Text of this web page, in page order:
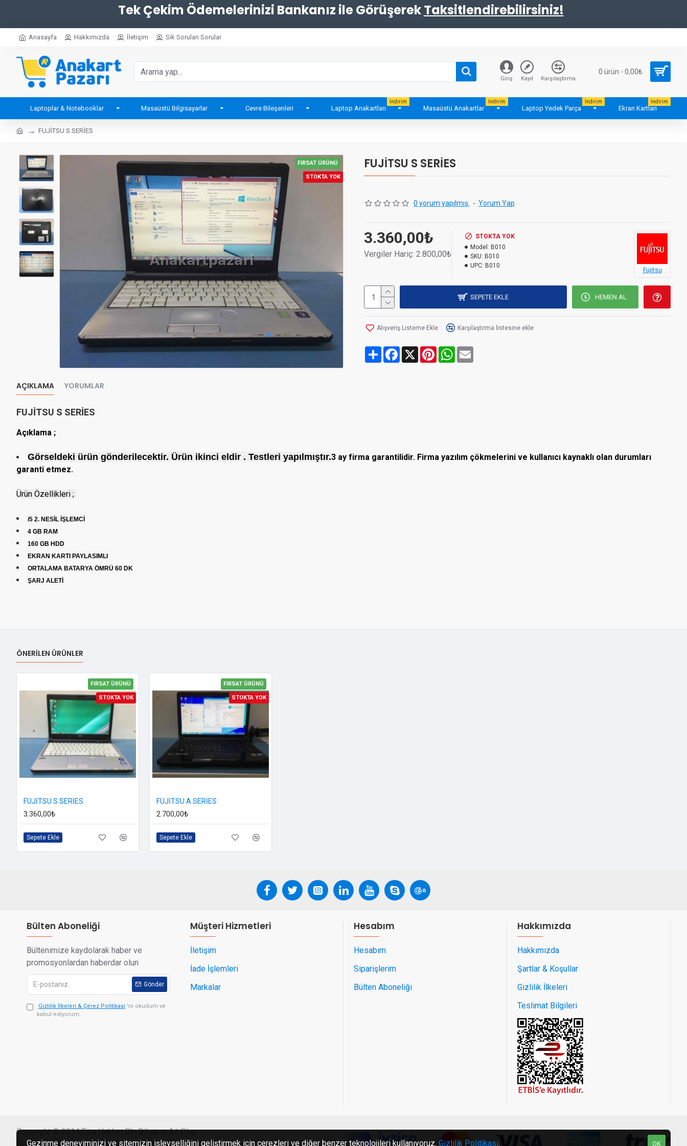
Tek Tıkla Ödeme Kolaylığı
Tek Çekim Ödemelerinizi Bankanız ile GörüşerekTaksitlendirebilirsiniz!
Anasayfa Hakkımızda İletişim Sık Sorulan Sorular
Giriş Kayıt Karşılaştırma
0 ürün - 0,00₺
Laptoplar & Notebooklar Masaüstü Bilgisayarlar Cevre Bileşenleri Laptop Anakartları
İndirim
Masaüstü Anakartlar
İndirim
Laptop Yedek Parça
İndirim
Ekran Kartları
İndirim
FUJİTSU S SERİES
FIRSAT ÜRÜNÜ
STOKTA YOK
FUJİTSU S SERİES
0 yorum yapılmış. - Yorum Yap
3.360,00₺
Vergiler Hariç: 2.800,00₺
STOKTA YOK
Model: B010
SKU: B010
UPC: B010
Fujitsu
SEPETE EKLE HEMEN AL
Alışveriş Listeme Ekle Karşılaştırma listesine ekle
Share Facebook
X PinterestWhatsApp
AÇIKLAMA YORUMLAR
FUJİTSU S SERİES
Açıklama ;
Görseldeki ürün gönderilecektir. Ürün ikinci eldir . Testleri yapılmıştır.3 ay firma garantilidir. Firma yazılım çökmelerini ve kullanıcı kaynaklı olan durumları
garanti etmez.
Ürün Özellikleri ;
i5 2. NESİL İŞLEMCİ
4 GB RAM
160 GB HDD
EKRAN KARTI PAYLASIMLI
ORTALAMA BATARYA ÖMRÜ 60 DK
ŞARJ ALETİ
ÖNERILEN ÜRÜNLER
FIRSAT ÜRÜNÜ
STOKTA YOK
FUJİTSU S SERİES
3.360,00₺
Sepete Ekle
FIRSAT ÜRÜNÜ
STOKTA YOK
FUJİTSU A SERİES
2.700,00₺
Sepete Ekle
Bülten Aboneliği
Bültenimize kaydolarak haber ve
promosyonlardan haberdar olun
Gönder
Gizlilik İlkeleri & Çerez Politikasi 'ni okudum ve
kabul ediyorum.
Müşteri Hizmetleri
İletişim
İade İşlemleri
Markalar
Hesabım
Hesabım
Siparişlerim
Bülten Aboneliği
Hakkımızda
Hakkımızda
Şartlar & Koşullar
Gizlilik İlkeleri
Teslimat Bilgileri
Copyright © 2014,Tüm Hakları Blc Bilişime Ait Olup
Kopyalanması Çoğaltılması Kesinlikle Yasaktir.Desing By Blc
OK
Gezinme deneyiminizi ve sitemizin işlevselliğini geliştirmek için çerezleri ve diğer benzer teknolojileri kullanıyoruz. Gizlilik Politikası.